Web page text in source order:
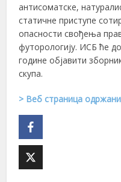
антисоматске,
статичне приступе
опасности свођења
футорологију. ИСБ ће
године објавити
скупа.
> Веб страница